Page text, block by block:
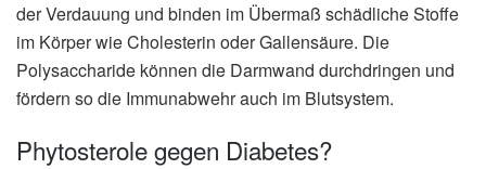
der Verdauung und binden im Übermaß schädliche Stoffe
im Körper wie Cholesterin oder Gallensäure. Die
Polysaccharide können die Darmwand durchdringen und
fördern so die Immunabwehr auch im Blutsystem.
Phytosterole gegen Diabetes?